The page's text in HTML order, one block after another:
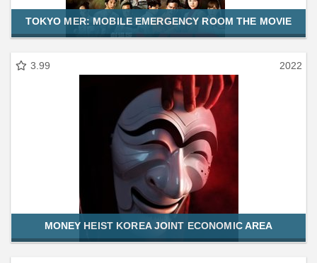
TOKYO MER: MOBILE EMERGENCY ROOM THE MOVIE
3.99 2022
MONEY HEIST KOREA JOINT ECONOMIC AREA